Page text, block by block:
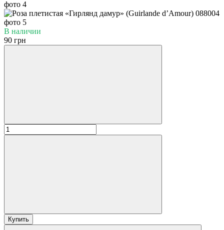
В наличии
90 грн
Купить